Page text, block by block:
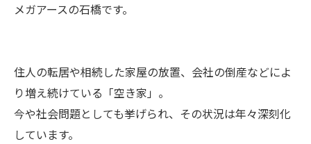
メガアースの石橋です。
住人の転居や相続した家屋の放置、会社の倒産などによ
り増え続けている「空き家」。
今や社会問題としても挙げられ、その状況は年々深刻化
しています。